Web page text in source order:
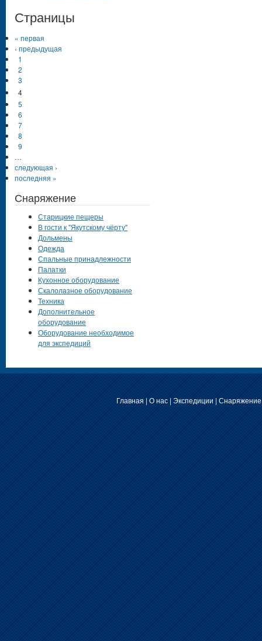
Страницы
« первая
‹ предыдущая
1
2
3
4
5
6
7
8
9
…
следующая ›
последняя »
Снаряжение
Старицкие пещеры
В гости к "Якутскому чёрту"
Дольмены
Одежда
Спальные принадлежности
Палатки
Кухонное оборудование
Скалолазное оборудование
Техника
Дополнительное
оборудование
Оборудование необходимое
для экспедиций
Главная | О нас| Экспедиции | Снаряжение